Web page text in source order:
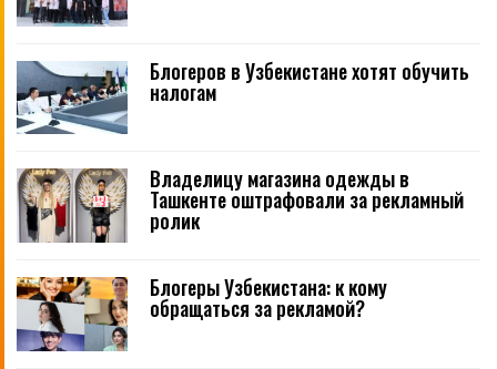
Блогеров в Узбекистане хотят обучить
налогам
Владелицу магазина одежды в
Ташкенте оштрафовали за рекламный
ролик
Блогеры Узбекистана: к кому
обращаться за рекламой?